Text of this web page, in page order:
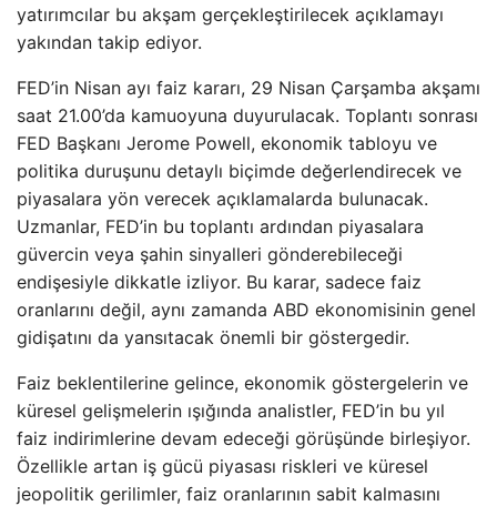
yatırımcılar bu akşam gerçekleştirilecek açıklamayı
yakından takip ediyor.
FED’in Nisan ayı faiz kararı, 29 Nisan Çarşamba akşamı
saat 21.00’da kamuoyuna duyurulacak. Toplantı sonrası
FED Başkanı Jerome Powell, ekonomik tabloyu ve
politika duruşunu detaylı biçimde değerlendirecek ve
piyasalara yön verecek açıklamalarda bulunacak.
Uzmanlar, FED’in bu toplantı ardından piyasalara
güvercin veya şahin sinyalleri gönderebileceği
endişesiyle dikkatle izliyor. Bu karar, sadece faiz
oranlarını değil, aynı zamanda ABD ekonomisinin genel
gidişatını da yansıtacak önemli bir göstergedir.
Faiz beklentilerine gelince, ekonomik göstergelerin ve
küresel gelişmelerin ışığında analistler, FED’in bu yıl
faiz indirimlerine devam edeceği görüşünde birleşiyor.
Özellikle artan iş gücü piyasası riskleri ve küresel
jeopolitik gerilimler, faiz oranlarının sabit kalmasını